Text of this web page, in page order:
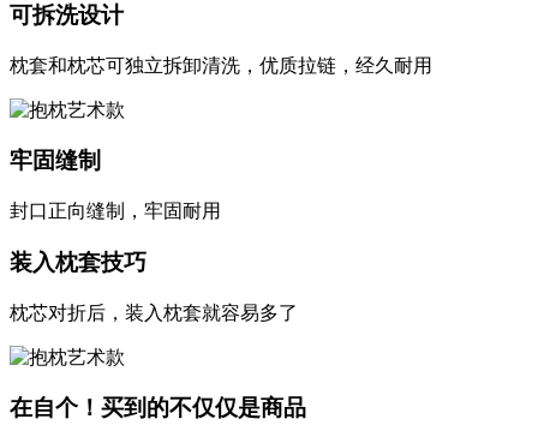
可拆洗设计
枕套和枕芯可独立拆卸清洗，优质拉链，经久耐用
牢固缝制
封口正向缝制，牢固耐用
装入枕套技巧
枕芯对折后，装入枕套就容易多了
在自个！买到的不仅仅是商品